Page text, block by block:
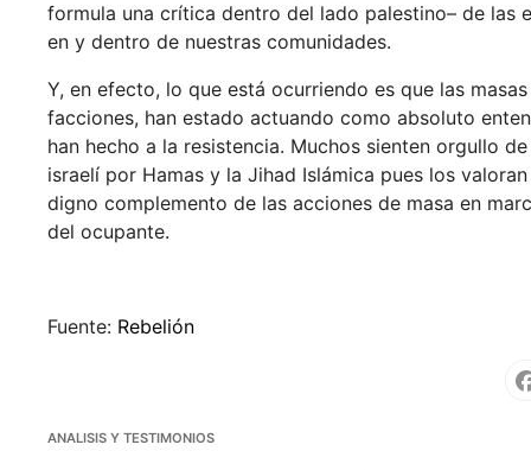
formula una crítica dentro del lado palestino– de las
en y dentro de nuestras comunidades.
Y, en efecto, lo que está ocurriendo es que las
facciones, han estado actuando como absoluto
han hecho a la resistencia. Muchos sienten orgullo
israelí por Hamas y la Jihad Islámica pues los
digno complemento de las acciones de masa en
del ocupante.
Fuente: Rebelión
ANALISIS Y TESTIMONIOS